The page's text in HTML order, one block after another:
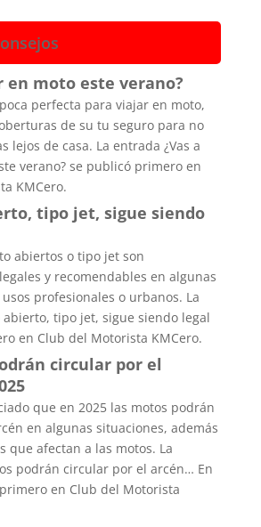
en moto este verano?
perfecta para viajar en moto,
de su tu seguro para no
lejos de casa. La entrada ¿Vas a
verano? se publicó primero en
KMCero.
tipo jet, sigue siendo
abiertos o tipo jet son
y recomendables en algunas
profesionales o urbanos. La
abierto, tipo jet, sigue siendo legal
en Club del Motorista KMCero.
circular por el
que en 2025 las motos podrán
en algunas situaciones, además
que afectan a las motos. La
podrán circular por el arcén… En
en Club del Motorista